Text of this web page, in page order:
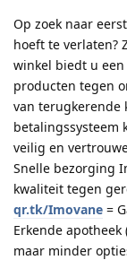
Op zoek naar
hoeft te verlaten?
winkel biedt u
producten tegen
van terugkerende
betalingssysteem
veilig en
Snelle bezorging
kwaliteit tegen
qr.tk/Imovane =
Erkende
maar minder